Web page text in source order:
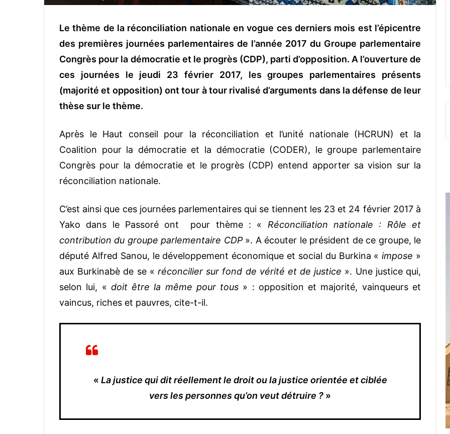
Le thème de la réconciliation nationale en vogue ces derniers mois est l’épicentre
des premières journées parlementaires de l’année 2017 du Groupe parlementaire
Congrès pour la démocratie et le progrès (CDP), parti d’opposition. A l’ouverture de
ces journées le jeudi 23 février 2017, les groupes parlementaires présents
(majorité et opposition) ont tour à tour rivalisé d’arguments dans la défense de leur
thèse sur le thème.
Après le Haut conseil pour la réconciliation et l’unité nationale (HCRUN) et la
Coalition pour la démocratie et la démocratie (CODER), le groupe parlementaire
Congrès pour la démocratie et le progrès (CDP) entend apporter sa vision sur la
réconciliation nationale.
C’est ainsi que ces journées parlementaires qui se tiennent les 23 et 24 février 2017 à
Yako dans le Passoré ont pour thème : « Réconciliation nationale : Rôle et
contribution du groupe parlementaire CDP ». A écouter le président de ce groupe, le
député Alfred Sanou, le développement économique et social du Burkina «impose »
aux Burkinabè de se « réconcilier sur fond de vérité et de justice ». Une justice qui,
selon lui, « doit être la même pour tous » : opposition et majorité, vainqueurs et
vaincus, riches et pauvres, cite-t-il.
« La justice qui dit réellement le droit ou la justice orientée et ciblée
vers les personnes qu’on veut détruire ? »